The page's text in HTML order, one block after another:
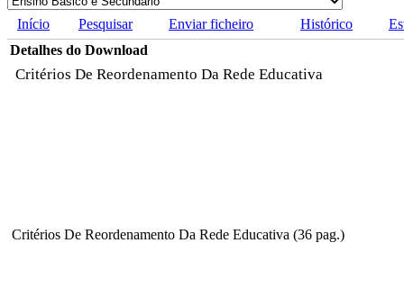
Início Pesquisar Enviar ficheiro Histórico
Detalhes do Download
Critérios De Reordenamento Da Rede Educativa
Critérios De Reordenamento Da Rede Educativa (36 pag.)